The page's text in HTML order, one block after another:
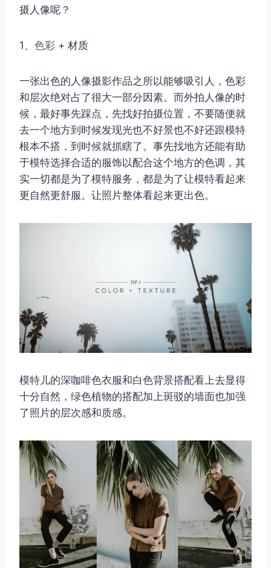
摄人像呢？
1、 色彩 + 材质
一张出色的人像摄影作品之所以能够吸引人，色彩
和层次绝对占了很大一部分因素。而外拍人像的时
候，最好事先踩点，先找好拍摄位置，不要随便就
去一个地方到时候发现光也不好景也不好还跟模特
根本不搭，到时候就抓瞎了。事先找地方还能有助
于模特选择合适的服饰以配合这个地方的色调，其
实一切都是为了模特服务，都是为了让模特看起来
更自然更舒服。让照片整体看起来更出色。
模特儿的深咖啡色衣服和白色背景搭配看上去显得
十分自然，绿色植物的搭配加上斑驳的墙面也加强
了照片的层次感和质感。